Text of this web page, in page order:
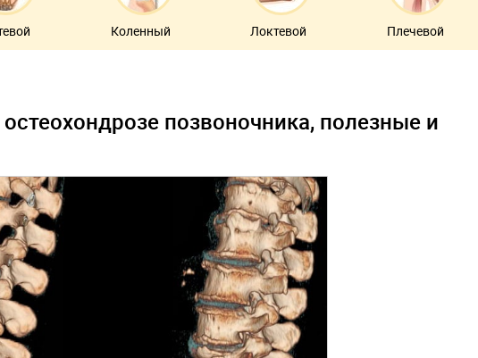
Коленный Локтевой Плечевой
позвоночника, полезные и